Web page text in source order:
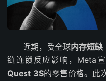
近期，受全球内存短缺
链连锁反应影响，Meta
Quest 3S的零售价格。此